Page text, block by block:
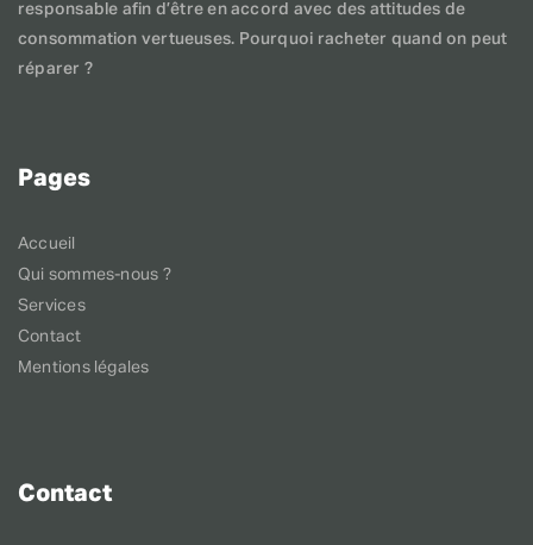
responsable afin d’être en accord avec des attitudes de
consommation vertueuses. Pourquoi racheter quand on peut
réparer ?
Pages
Accueil
Qui sommes-nous ?
Services
Contact
Mentions légales
Contact